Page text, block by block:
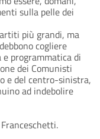
sulla pelle dei
più grandi, ma
cogliere
programmatica di
dei Comunisti
e del centro-sinistra,
ad indebolire